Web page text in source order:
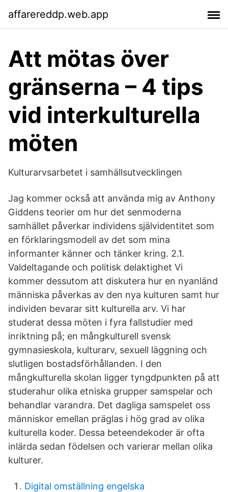
affarereddp.web.app
Att mötas över
gränserna – 4 tips
vid interkulturella
möten
Kulturarvsarbetet i samhällsutvecklingen
Jag kommer också att använda mig av Anthony
Giddens teorier om hur det senmoderna
samhället påverkar individens självidentitet som
en förklaringsmodell av det som mina
informanter känner och tänker kring. 2.1.
Valdeltagande och politisk delaktighet Vi
kommer dessutom att diskutera hur en nyanländ
människa påverkas av den nya kulturen samt hur
individen bevarar sitt kulturella arv. Vi har
studerat dessa möten i fyra fallstudier med
inriktning på; en mångkulturell svensk
gymnasieskola, kulturarv, sexuell läggning och
slutligen bostadsförhållanden. I den
mångkulturella skolan ligger tyngdpunkten på att
studerahur olika etniska grupper samspelar och
behandlar varandra. Det dagliga samspelet oss
människor emellan präglas i hög grad av olika
kulturella koder. Dessa beteendekoder är ofta
inlärda sedan födelsen och varierar mellan olika
kulturer.
Digital omställning engelska